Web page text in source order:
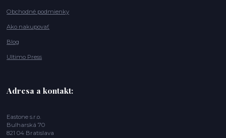
Obchodné podmienky
Ako nakupovať
Blog
Ultimo Press
Adresa a kontakt:
Eastone s.r.o.
Bulharská 70
821 04 Bratislava